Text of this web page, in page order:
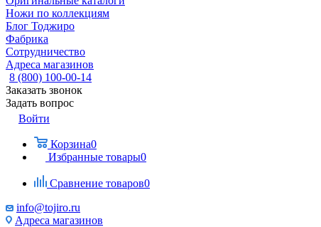
Ножи по коллекциям
Блог Тоджиро
Фабрика
Сотрудничество
Адреса магазинов
8 (800) 100-00-14
Заказать звонок
Задать вопрос
Войти
Корзина0
Избранные товары0
Сравнение товаров0
info@tojiro.ru
Адреса магазинов